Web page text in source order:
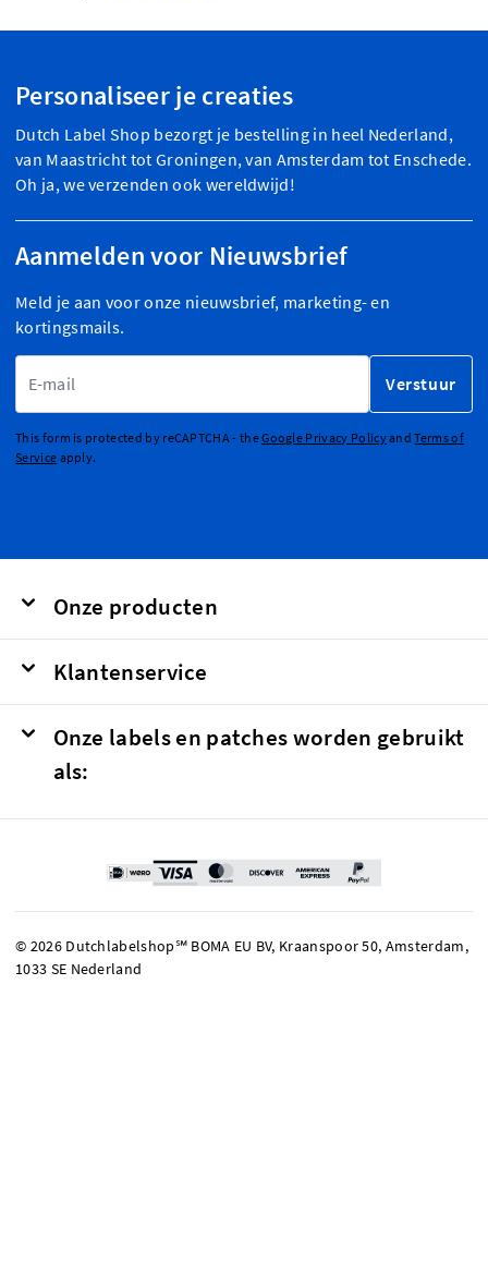
Personaliseer je creaties
Dutch Label Shop bezorgt je bestelling in heel Nederland,
van Maastricht tot Groningen, van Amsterdam tot Enschede.
Oh ja, we verzenden ook wereldwijd!
Aanmelden voor Nieuwsbrief
Meld je aan voor onze nieuwsbrief, marketing- en
kortingsmails.
Verstuur
This form is protected by reCAPTCHA - theGoogle Privacy PolicyandTerms of
Service apply.
Onze producten
Klantenservice
Onze labels en patches worden gebruikt
als:
© 2026 Dutchlabelshop℠ BOMA EU BV, Kraanspoor 50, Amsterdam,
1033 SE Nederland